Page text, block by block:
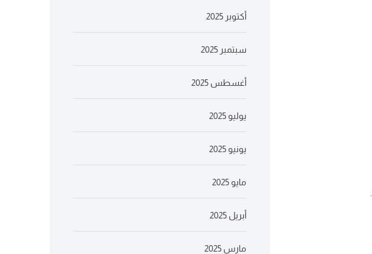
أكتوبر 2025
سبتمبر 2025
أغسطس 2025
يوليو 2025
يونيو 2025
مايو 2025
أبريل 2025
مارس 2025